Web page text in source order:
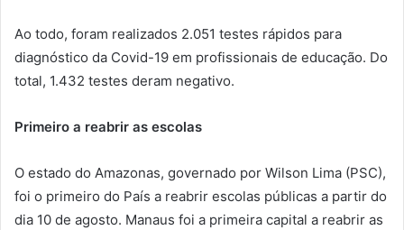
Ao todo, foram realizados 2.051 testes rápidos para
diagnóstico da Covid-19 em profissionais de educação. Do
total, 1.432 testes deram negativo.
Primeiro a reabrir as escolas
O estado do Amazonas, governado por Wilson Lima (PSC),
foi o primeiro do País a reabrir escolas públicas a partir do
dia 10 de agosto. Manaus foi a primeira capital a reabrir as